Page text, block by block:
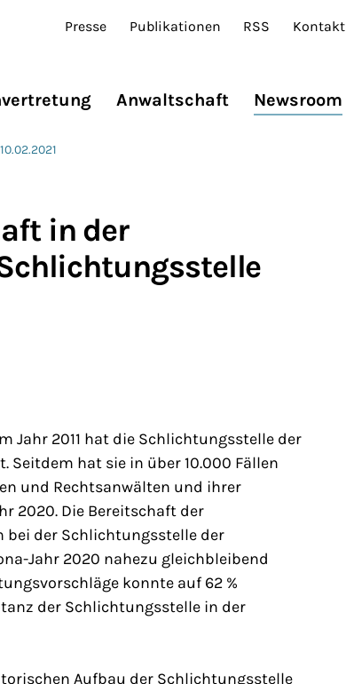
Presse Publikationen RSS Kontakt
Anwaltschaft Newsroom
in der
Jahr 2011 hat die Schlichtungsstelle der
hat sie in über 10.000 Fällen
und Rechtsanwälten und ihrer
2020. Die Bereitschaft der
bei der Schlichtungsstelle der
Jahr 2020 nahezu gleichbleibend
konnte auf 62 %
der Schlichtungsstelle in der
Aufbau der Schlichtungsstelle